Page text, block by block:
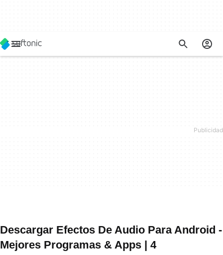
Descargar Efectos De Audio Para Android -
Mejores Programas & Apps | 4